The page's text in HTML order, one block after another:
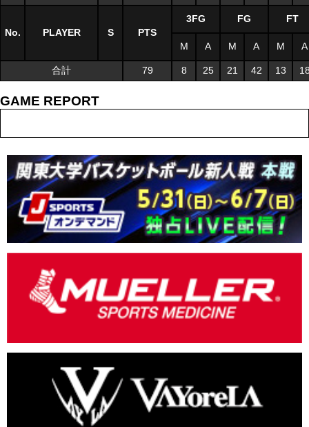
No. PLAYER S PTS
3FG FG FT
M A M A M A
合計 79 8 25 21 42 13
GAME REPORT